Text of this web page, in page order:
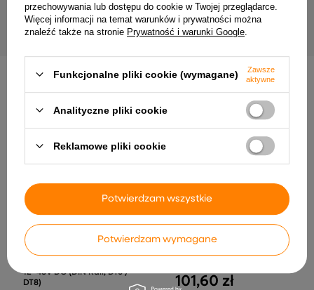
22,89 zł 34,50 zł
INNE PRODUKTY PRODUCENTA
SkyDance DA4-D 4-
12–48V DC (DIN Rail, DT6 /
DT8)
101,60 zł
przechowywania lub dostępu do cookie w Twojej przeglądarce.
Więcej informacji na temat warunków i prywatności można
znaleźć także na stronie Prywatność i warunki Google
Funkcjonalne pliki cookie (wymagane)
Zawsze
aktywne
Analityczne pliki cookie
Reklamowe pliki cookie
Potwierdzam wymagane
Potwierdzam wszystkie